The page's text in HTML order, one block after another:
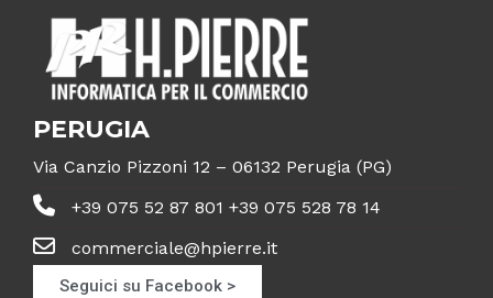
PERUGIA
Via Canzio Pizzoni 12 – 06132 Perugia (PG)
+39 075 52 87 801 +39 075 528 78 14
commerciale@hpierre.it
Seguici su Facebook >